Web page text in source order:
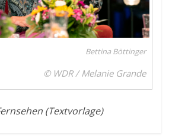
Bettina Böttinger
© WDR / Melanie Grande
(Textvorlage)